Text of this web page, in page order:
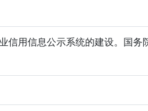
信用信息公示系统的建设。国务